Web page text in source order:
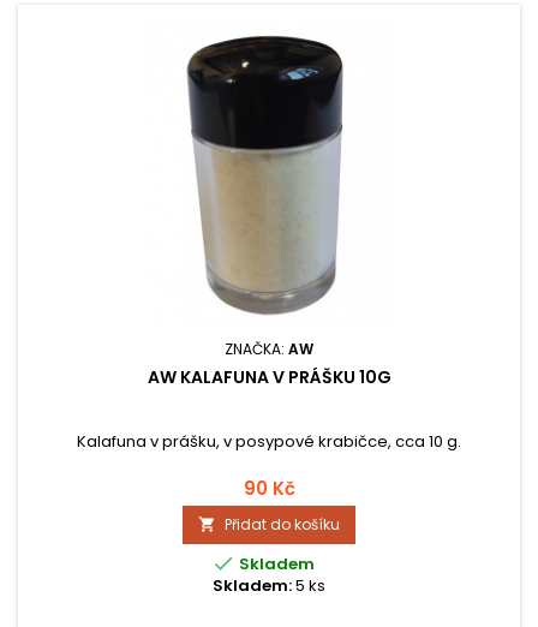
ZNAČKA: AW
AW KALAFUNA V PRÁŠKU 10G
Kalafuna v prášku, v posypové krabičce, cca 10 g.
90 Kč
 Přidat do košíku
 Skladem
Skladem:5 ks